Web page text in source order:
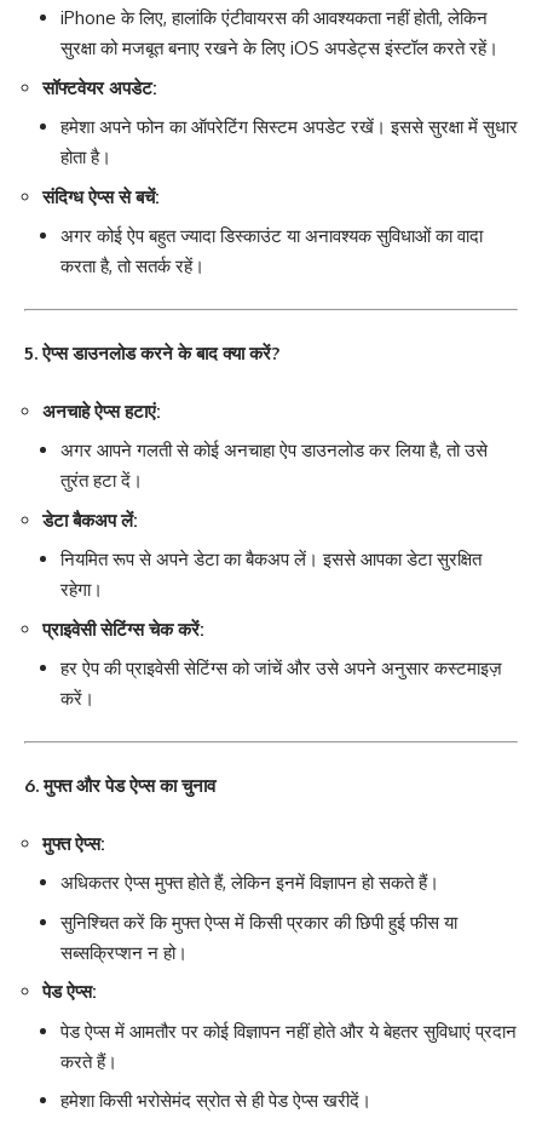
iPhone के लिए, हालांकि एंटीवायरस की आवश्यकता नहीं होती, लेकिन
सुरक्षा को मजबूत बनाए रखने के लिए iOS अपडेट्स इंस्टॉल करते रहें।
सॉफ्टवेयर अपडेट:
हमेशा अपने फोन का ऑपरेटिंग सिस्टम अपडेट रखें। इससे सुरक्षा में सुधार
होता है।
संदिग्ध ऐप्स से बचें:
अगर कोई ऐप बहुत ज्यादा डिस्काउंट या अनावश्यक सुविधाओं का वादा
करता है, तो सतर्क रहें।
5. ऐप्स डाउनलोड करने के बाद क्या करें?
अनचाहे ऐप्स हटाएं:
अगर आपने गलती से कोई अनचाहा ऐप डाउनलोड कर लिया है, तो उसे
तुरंत हटा दें।
डेटा बैकअप लें:
नियमित रूप से अपने डेटा का बैकअप लें। इससे आपका डेटा सुरक्षित
रहेगा।
प्राइवेसी सेटिंग्स चेक करें:
हर ऐप की प्राइवेसी सेटिंग्स को जांचें और उसे अपने अनुसार कस्टमाइज़
करें।
6. मुफ्त और पेड ऐप्स का चुनाव
मुफ्त ऐप्स:
अधिकतर ऐप्स मुफ्त होते हैं, लेकिन इनमें विज्ञापन हो सकते हैं।
सुनिश्चित करें कि मुफ्त ऐप्स में किसी प्रकार की छिपी हुई फीस या
सब्सक्रिप्शन न हो।
पेड ऐप्स:
पेड ऐप्स में आमतौर पर कोई विज्ञापन नहीं होते और ये बेहतर सुविधाएं प्रदान
करते हैं।
हमेशा किसी भरोसेमंद स्रोत से ही पेड ऐप्स खरीदें।